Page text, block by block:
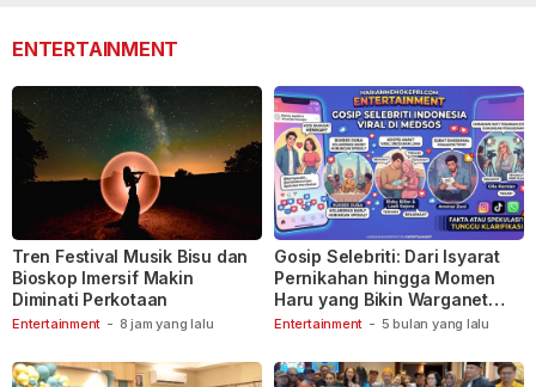
ENTERTAINMENT
Entertainment - 8 jam yang lalu
Tren Festival Musik Bisu dan
Bioskop Imersif Makin
Diminati Perkotaan
Entertainment - 5 bulan yang lalu
Gosip Selebriti: Dari Isyarat
Pernikahan hingga Momen
Haru yang Bikin Warganet
Berspekulasi